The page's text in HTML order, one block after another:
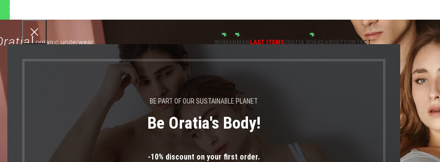
BE PART OF OUR SUSTAINABLE PLANET
Be Oratia's Body!
-10% discount on your first order.
WOMANMANLAST ITEMSORATIA BOARDABOUTCONTACT
Robe White
θα πραγματοποιηθούν 24.08.2026" |